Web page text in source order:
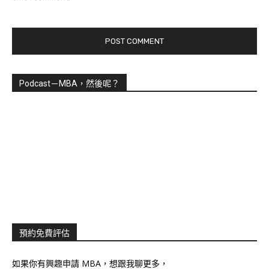
Podcast－MBA，然後呢？
預約免費評估
如果你有興趣申請 MBA，想跟我聊更多，